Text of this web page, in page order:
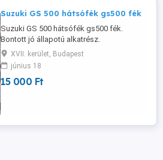
Suzuki GS 500 hátsófék gs500 fék
Suzuki GS 500 hátsófék gs500 fék.
Bontott jó állapotú alkatrész.
XVII. kerület, Budapest
június 18
15 000 Ft